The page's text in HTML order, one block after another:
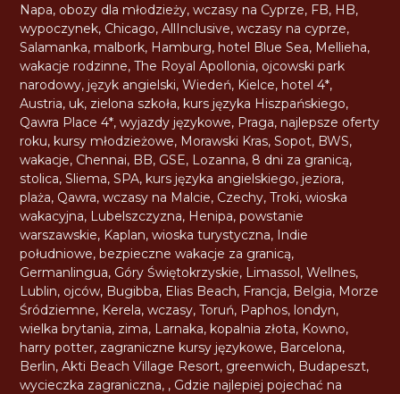
Napa, obozy dla młodzieży,wczasy na Cyprze, FB, HB,
wypoczynek, Chicago,AllInclusive,wczasy na cyprze,
Salamanka, malbork, Hamburg, hotel Blue Sea, Mellieha,
wakacje rodzinne,The Royal Apollonia, ojcowski park
narodowy, język angielski,Wiedeń, Kielce, hotel 4*,
Austria, uk, zielona szkoła, kurs języka Hiszpańskiego,
Qawra Place 4*,wyjazdy językowe, Praga, najlepsze oferty
roku, kursy młodzieżowe, Morawski Kras,Sopot, BWS,
wakacje, Chennai, BB, GSE, Lozanna, 8 dni za granicą,
stolica,Sliema,SPA, kurs języka angielskiego, jeziora,
plaża, Qawra,wczasy na Malcie, Czechy,Troki,wioska
wakacyjna, Lubelszczyzna, Henipa,powstanie
warszawskie, Kaplan,wioska turystyczna, Indie
południowe,bezpieczne wakacje za granicą,
Germanlingua, Góry Świętokrzyskie, Limassol,Wellnes,
Lublin, ojców, Bugibba, Elias Beach, Francja, Belgia, Morze
Śródziemne, Kerela,wczasy,Toruń, Paphos, londyn,
wielka brytania, zima, Larnaka, kopalnia złota, Kowno,
harry potter, zagraniczne kursy językowe, Barcelona,
Berlin,Akti Beach Village Resort, greenwich, Budapeszt,
wycieczka zagraniczna, , Gdzie najlepiej pojechać na